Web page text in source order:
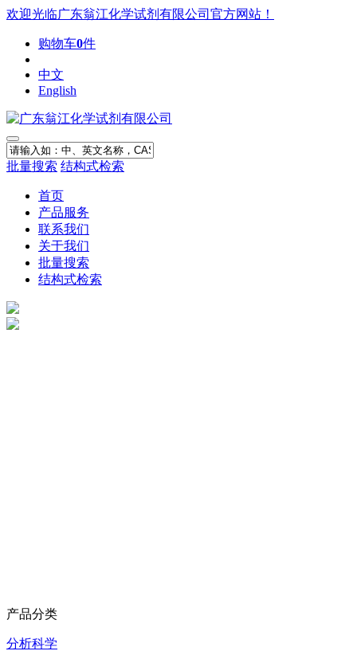
欢迎光临广东翁江化学试剂有限公司官方网站！
购物车0件
中文
English
批量搜索 结构式检索
首页
产品服务
联系我们
关于我们
批量搜索
结构式检索
产品分类
分析科学